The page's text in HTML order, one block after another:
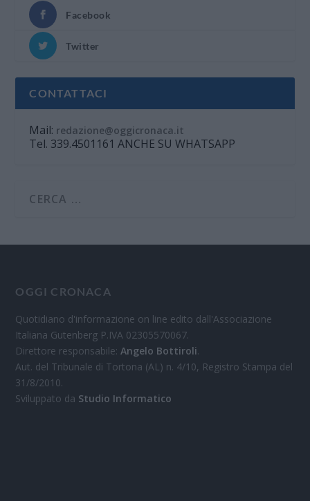
Facebook
Twitter
CONTATTACI
Mail: redazione@oggicronaca.it
Tel. 339.4501161 ANCHE SU WHATSAPP
OGGI CRONACA
Quotidiano d'informazione on line edito dall'Associazione
Italiana Gutenberg P.IVA 02305570067.
Direttore responsabile:Angelo Bottiroli.
Aut. del Tribunale di Tortona (AL) n. 4/10, Registro Stampa del
31/8/2010.
Sviluppato da Studio Informatico